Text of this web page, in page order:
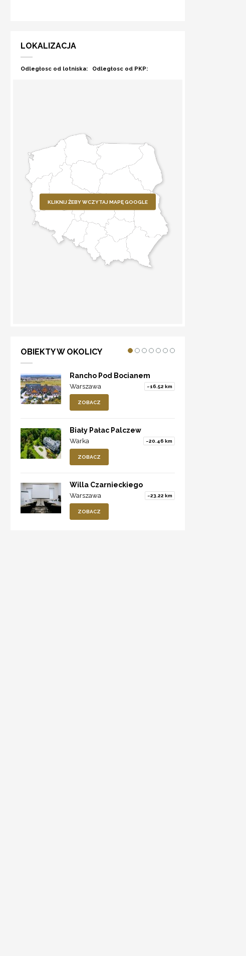
LOKALIZACJA
Odległosc od lotniska: Odległosc od PKP:
KLIKNIJ ŻEBY WCZYTAJ MAPĘ GOOGLE
OBIEKTY W OKOLICY
Rancho Pod Bocianem
Warszawa ~16.52 km
ZOBACZ
Biały Pałac Palczew
Warka ~20.46 km
ZOBACZ
Willa Czarnieckiego
Warszawa ~23.22 km
ZOBACZ